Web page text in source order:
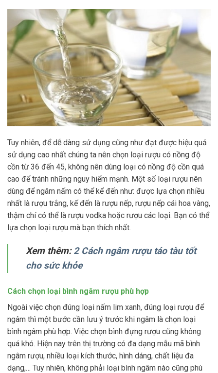
Tuy nhiên, để dễ dàng sử dụng cũng như đạt được hiệu quả
sử dụng cao nhất chúng ta nên chọn loại rượu có nồng độ
cồn từ 36 đến 45, không nên dùng loại có nồng độ cồn quá
cao để tránh những nguy hiểm mạnh. Một số loại rượu nên
dùng để ngâm nấm có thể kể đến như: được lựa chọn nhiều
nhất là rượu trắng, kế đến là rượu nếp, rượu nếp cái hoa vàng,
thậm chí có thể là rượu vodka hoặc rượu các loại. Bạn có thể
lựa chọn loại rượu mà bạn thích nhất.
Xem thêm:2 Cách ngâm rượu táo tàu tốt
cho sức khỏe
Cách chọn loại bình ngâm rượu phù hợp
Ngoài việc chọn đúng loại nấm lim xanh, đúng loại rượu để
ngâm thì một bước cần lưu ý trước khi ngâm là chọn loại
bình ngâm phù hợp. Việc chọn bình đựng rượu cũng không
quá khó. Hiện nay trên thị trường có đa dạng mẫu mã bình
ngâm rượu, nhiều loại kích thước, hình dáng, chất liệu đa
dạng,… Tuy nhiên, không phải loại bình ngâm nào cũng phù